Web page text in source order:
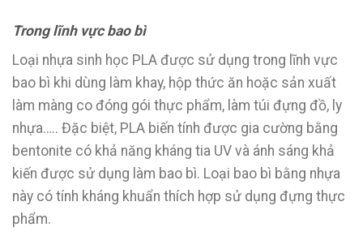
Trong lĩnh vực bao bì
Loại nhựa sinh học PLA được sử dụng trong lĩnh vực
bao bì khi dùng làm khay, hộp thức ăn hoặc sản xuất
làm màng co đóng gói thực phẩm, làm túi đựng đồ, ly
nhựa….. Đặc biệt, PLA biến tính được gia cường bằng
bentonite có khả năng kháng tia UV và ánh sáng khả
kiến được sử dụng làm bao bì. Loại bao bì bằng nhựa
này có tính kháng khuẩn thích hợp sử dụng đựng thực
phẩm.